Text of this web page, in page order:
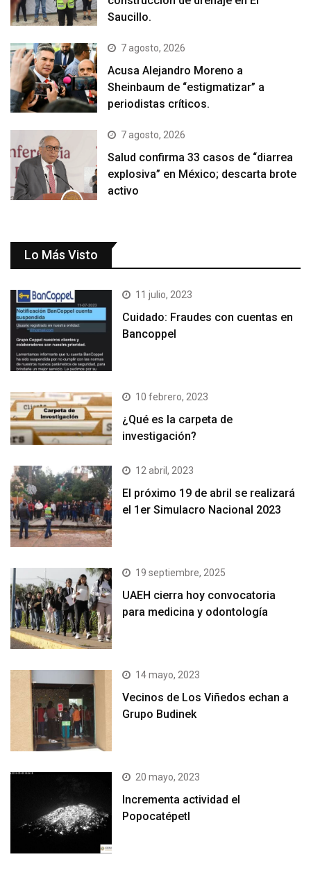
Saucillo.
7 agosto, 2026
Acusa Alejandro Moreno a
Sheinbaum de “estigmatizar” a
periodistas críticos.
7 agosto, 2026
Salud confirma 33 casos de “diarrea
explosiva” en México; descarta brote
activo
Lo Más Visto
11 julio, 2023
Cuidado: Fraudes con cuentas en
Bancoppel
10 febrero, 2023
¿Qué es la carpeta de
investigación?
12 abril, 2023
El próximo 19 de abril se realizará
el 1er Simulacro Nacional 2023
19 septiembre, 2025
UAEH cierra hoy convocatoria
para medicina y odontología
14 mayo, 2023
Vecinos de Los Viñedos echan a
Grupo Budinek
20 mayo, 2023
Incrementa actividad el
Popocatépetl